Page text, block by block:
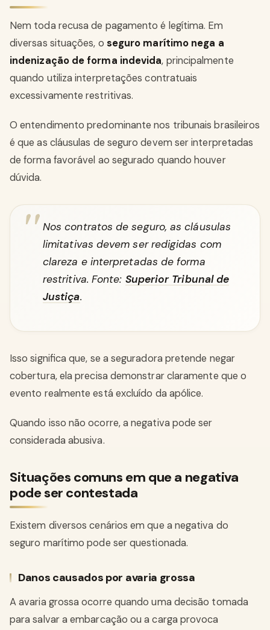
Nem toda recusa de pagamento é legítima. Em
diversas situações, o seguro marítimo nega a
indenização de forma indevida, principalmente
quando utiliza interpretações contratuais
excessivamente restritivas.
O entendimento predominante nos tribunais brasileiros
é que as cláusulas de seguro devem ser interpretadas
de forma favorável ao segurado quando houver
dúvida.
Nos contratos de seguro, as cláusulas
limitativas devem ser redigidas com
clareza e interpretadas de forma
restritiva. Fonte: Superior Tribunal de
Justiça.
Isso significa que, se a seguradora pretende negar
cobertura, ela precisa demonstrar claramente que o
evento realmente está excluído da apólice.
Quando isso não ocorre, a negativa pode ser
considerada abusiva.
Situações comuns em que a negativa
pode ser contestada
Existem diversos cenários em que a negativa do
seguro marítimo pode ser questionada.
Danos causados por avaria grossa
A avaria grossa ocorre quando uma decisão tomada
para salvar a embarcação ou a carga provoca